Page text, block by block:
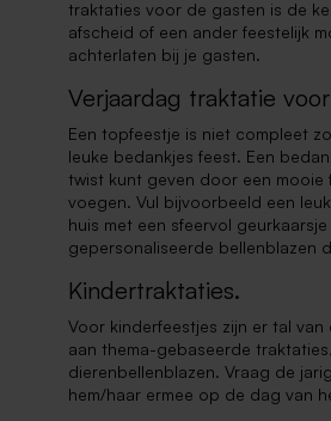
traktaties voor de gasten is de
afscheid of een ander feestelijk
achterlaten bij je gasten.
Verjaardag traktatie
Een topfeestje is niet compleet
leuke bedankjes feest. Een
twist kunt geven door een
voegen. Vul bijvoorbeeld een
huis met een sfeervol
gepersonaliseerde bellenblazen
Kindertraktaties.
Voor kinderfeestjes zijn er tal
aan thema-gebaseerde
dierenbellenblazen. Vraag de
hem/haar ermee op de dag van